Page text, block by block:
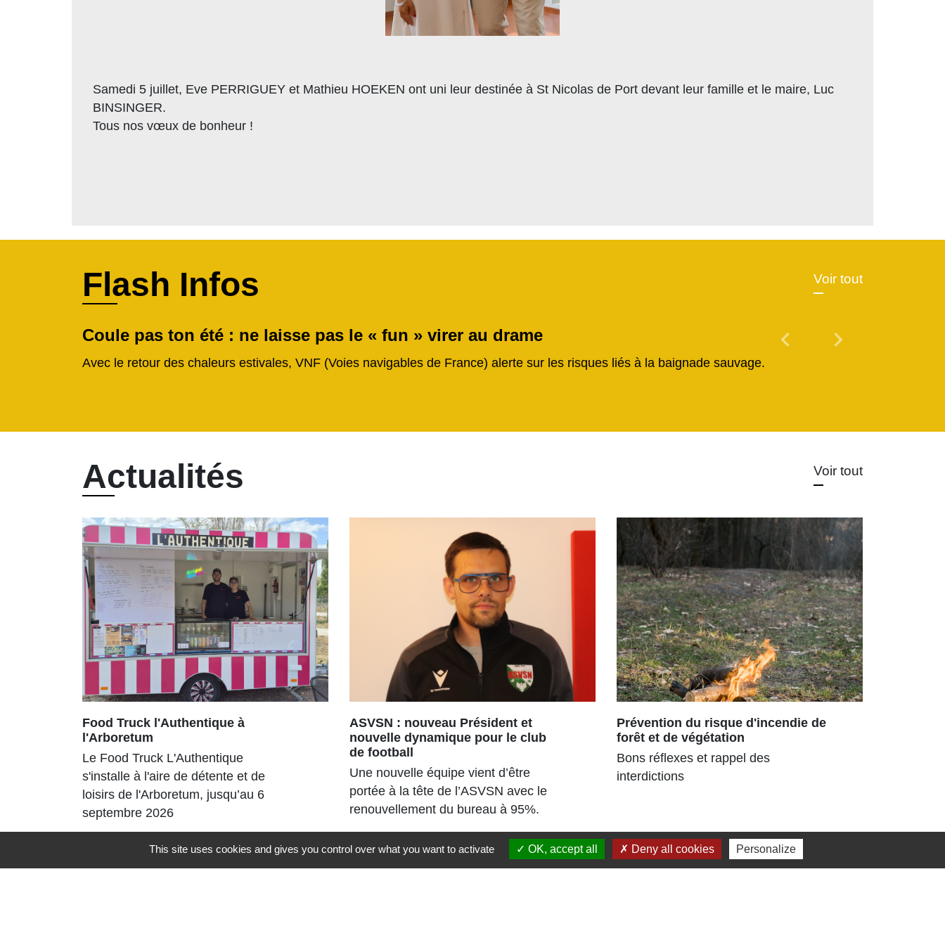
Samedi 5 juillet, Eve PERRIGUEY et Mathieu HOEKEN ont uni leur destinée à St Nicolas de Port devant leur famille et le maire, Luc
BINSINGER.
Tous nos vœux de bonheur !
Flash Infos Voir tout
Coule pas ton été : ne laisse pas le « fun » virer au drame
Avec le retour des chaleurs estivales, VNF (Voies navigables de France) alerte sur les risques liés à la baignade sauvage.
chevron_left Previous
chevron_right
Actualités Voir tout
Food Truck l'Authentique à
l'Arboretum
Le Food Truck L'Authentique
s'installe à l'aire de détente et de
loisirs de l'Arboretum, jusqu’au 6
septembre 2026
ASVSN : nouveau Président et
nouvelle dynamique pour le club
de football
Une nouvelle équipe vient d’être
portée à la tête de l’ASVSN avec le
renouvellement du bureau à 95%.
Prévention du risque d'incendie de
forêt et de végétation
Bons réflexes et rappel des
interdictions
This site uses cookies and gives you control over what you want to activate OK, accept all Deny all cookies Personalize